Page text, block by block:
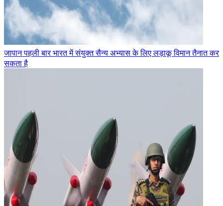
जापान पहली बार भारत में संयुक्त सैन्य अभ्यास के लिए लड़ाकू विमान तैनात कर
सकता है